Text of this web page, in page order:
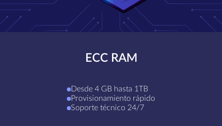
ECC RAM
Desde 4 GB hasta 1TB
Provisionamiento rápido
Soporte técnico 24/7